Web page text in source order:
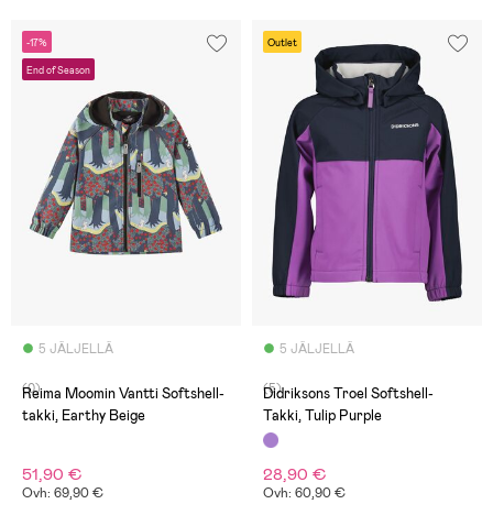
-17%
End of Season
5 JÄLJELLÄ
(0)
Reima Moomin Vantti Softshell-
takki, Earthy Beige
51,90 €
Ovh: 69,90 €
Outlet
5 JÄLJELLÄ
(5)
Didriksons Troel Softshell-
Takki, Tulip Purple
28,90 €
Ovh: 60,90 €